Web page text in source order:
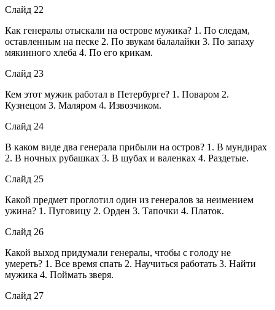
Слайд 22
Как генералы отыскали на острове мужика? 1. По следам,
оставленным на песке 2. По звукам балалайки 3. По запаху
мякинного хлеба 4. По его крикам.
Слайд 23
Кем этот мужик работал в Петербурге? 1. Поваром 2.
Кузнецом 3. Маляром 4. Извозчиком.
Слайд 24
В каком виде два генерала прибыли на остров? 1. В мундирах
2. В ночных рубашках 3. В шубах и валенках 4. Раздетые.
Слайд 25
Какой предмет проглотил один из генералов за неимением
ужина? 1. Пуговицу 2. Орден 3. Тапочки 4. Платок.
Слайд 26
Какой выход придумали генералы, чтобы с голоду не
умереть? 1. Все время спать 2. Научиться работать 3. Найти
мужика 4. Поймать зверя.
Слайд 27